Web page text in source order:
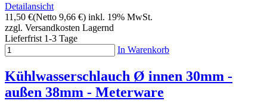
Detailansicht
11,50 €(Netto 9,66 €) inkl. 19% MwSt.
zzgl. Versandkosten Lagernd
Lieferfrist 1-3 Tage
In Warenkorb
Kühlwasserschlauch Ø innen 30mm -
außen 38mm - Meterware